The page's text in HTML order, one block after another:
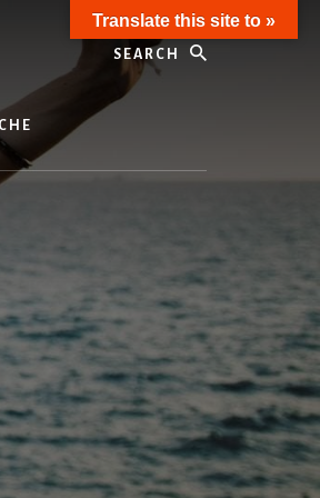
Translate this site to »